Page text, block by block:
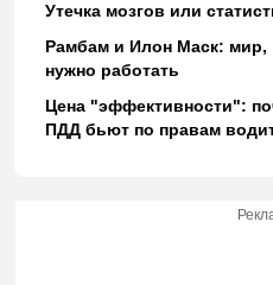
Утечка мозгов или
Рамбам и Илон Маск: мир,
нужно работать
Цена "эффективности":
ПДД бьют по правам